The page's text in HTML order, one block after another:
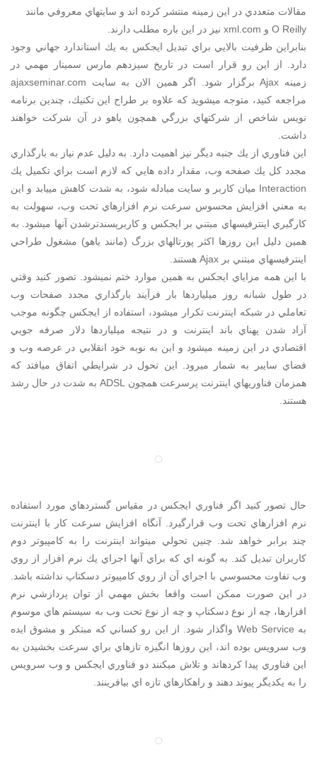
مقالات متعددي در اين زمينه منتشر كرده اند و سايتهاي معروفي مانند
O Reilly و xml.com نيز در اين باره مطلب دارند.
بنابراين ظرفيت بالايي براي تبديل ايجكس به يك استاندارد جهاني وجود
دارد. از اين رو قرار است در تاريخ سيزدهم مارس سمينار مهمي در
زمينه Ajax برگزار شود. اگر همين الان به سايت ajaxseminar.com
مراجعه كنيد، متوجه ميشويد كه علاوه بر طراح اين تكنيك، چندين برنامه
نويس شاخص از شركتهاي بزرگي همچون ياهو در آن شركت خواهند
داشت.
اين فناوري از يك جنبه ديگر نيز اهميت دارد. به دليل عدم نياز به بارگذاري
مجدد كل يك صفحه وب، مقدار داده هايي كه لازم است براي تكميل يك
Interaction ميان كاربر و سايت مبادله شود، به شدت كاهش مييابد و اين
به معني افزايش محسوس سرعت نرم افزارهاي تحت وب، سهولت به
كارگيري اينترفيسهاي مبتني بر ايجكس و كاربرپسندترشدن آنها ميشود. به
همين دليل اين روزها اكثر پورتالهاي بزرگ (مانند ياهو) مشغول طراحي
اينترفيسهاي مبتني بر Ajax هستند.
با اين همه مزاياي ايجكس به همين موارد ختم نميشود. تصور كنيد وقتي
در طول شبانه روز ميلياردها بار فرآيند بارگذاري مجدد صفحات وب
تعاملي در شبكه اينترنت تكرار ميشود، استفاده از ايجكس چگونه موجب
آزاد شدن پهناي باند اينترنت و در نتيجه ميلياردها دلار صرفه جويي
اقتصادي در اين زمينه ميشود و اين به نوبه خود انقلابي در عرصه وب و
فضاي سايبر به شمار ميرود. اين تحول در شرايطي اتفاق ميافتد كه
همزمان فناوريهاي اينترنت پرسرعت همچون ADSL به شدت در حال رشد
هستند.
حال تصور كنيد اگر فناوري ايجكس در مقياس گستردهاي مورد استفاده
نرم افزارهاي تحت وب قرارگيرد. آنگاه افزايش سرعت كار با اينترنت
چند برابر خواهد شد. چنين تحولي ميتواند اينترنت را به كامپيوتر دوم
كاربران تبديل كند. به گونه اي كه براي آنها اجراي يك نرم افزار از روي
وب تفاوت محسوسي با اجراي آن از روي كامپيوتر دسكتاپ نداشته باشد.
در اين صورت ممكن است واقعا بخش مهمي از توان پردازشي نرم
افزارها، چه از نوع دسكتاپ و چه از نوع تحت وب به سيستم هاي موسوم
به Web Service واگذار شود. از اين رو كساني كه مبتكر و مشوق ايده
وب سرويس بوده اند، اين روزها انگيزه تازهاي براي سرعت بخشيدن به
اين فناوري پيدا كردهاند و تلاش ميكنند دو فناوري ايجكس و وب سرويس
را به يكديگر پيوند دهند و راهكارهاي تازه اي بيافرينند.